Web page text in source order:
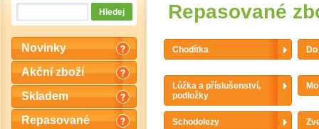
Novinky
Akční zboží
Skladem
Repasované
Repasované
Chodítka
Lůžka a příslušenství,
podložky
Schodolezy